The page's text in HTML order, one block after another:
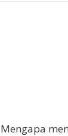
Mengapa